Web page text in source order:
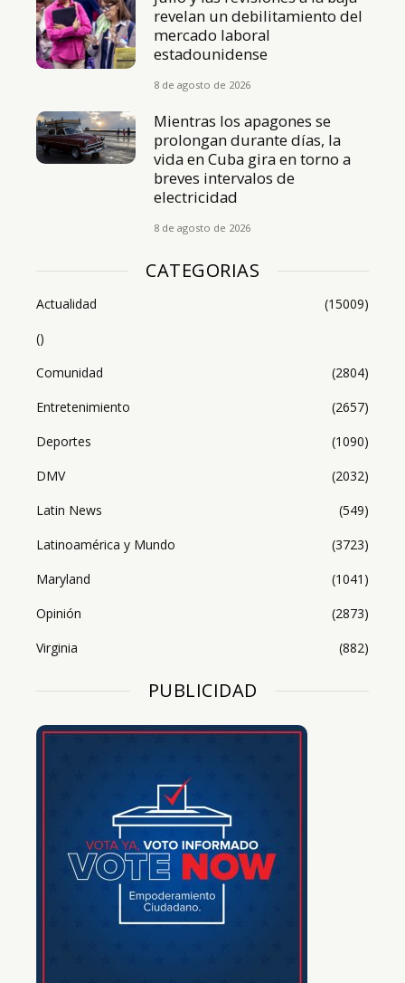
revelan un debilitamiento del
mercado laboral
estadounidense
8 de agosto de 2026
Mientras los apagones se
prolongan durante días, la
vida en Cuba gira en torno a
breves intervalos de
electricidad
8 de agosto de 2026
CATEGORIAS
Actualidad
(15009)
()
Comunidad
(2804)
Entretenimiento
(2657)
Deportes
(1090)
DMV
(2032)
Latin News
(549)
Latinoamérica y Mundo
(3723)
Maryland
(1041)
Opinión
(2873)
Virginia
(882)
PUBLICIDAD